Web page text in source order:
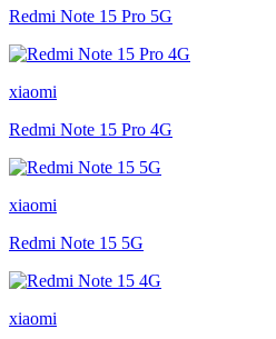
Redmi Note 15 Pro 5G
xiaomi
Redmi Note 15 Pro 4G
xiaomi
Redmi Note 15 5G
xiaomi